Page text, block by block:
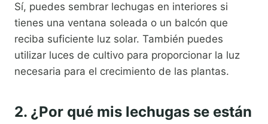
Sí, puedes sembrar lechugas en interiores si
tienes una ventana soleada o un balcón que
reciba suficiente luz solar. También puedes
utilizar luces de cultivo para proporcionar la luz
necesaria para el crecimiento de las plantas.
2. ¿Por qué mis lechugas se están